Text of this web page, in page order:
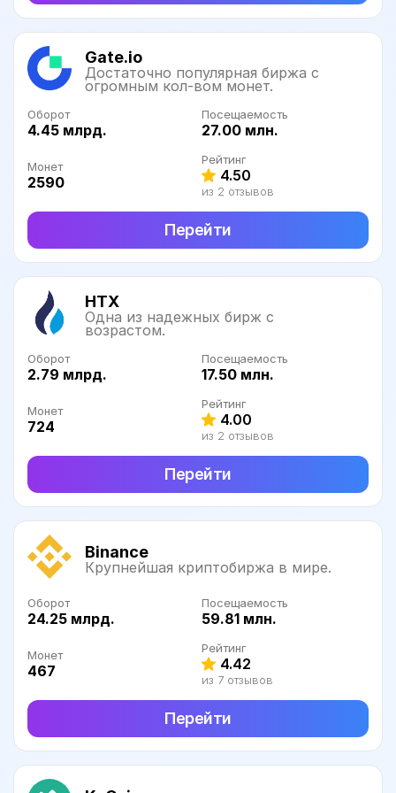
Gate.io
Достаточно популярная биржа с
огромным кол-вом монет.
Оборот
4.45 млрд.
Посещаемость
27.00 млн.
Монет
2590
Рейтинг
4.50
из 2 отзывов
Перейти
HTX
Одна из надежных бирж с
возрастом.
Оборот
2.79 млрд.
Посещаемость
17.50 млн.
Монет
724
Рейтинг
4.00
из 2 отзывов
Перейти
Binance
Крупнейшая криптобиржа в мире.
Оборот
24.25 млрд.
Посещаемость
59.81 млн.
Монет
467
Рейтинг
4.42
из 7 отзывов
Перейти